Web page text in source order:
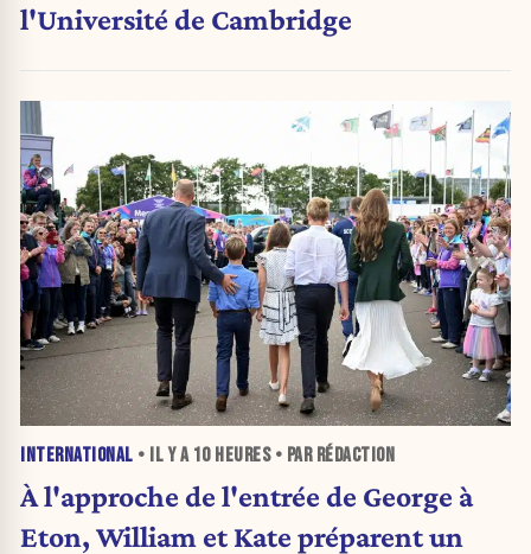
l'Université de Cambridge
INTERNATIONAL • IL Y A 10 HEURES• PAR RÉDACTION
À l'approche de l'entrée de George à
Eton, William et Kate préparent un